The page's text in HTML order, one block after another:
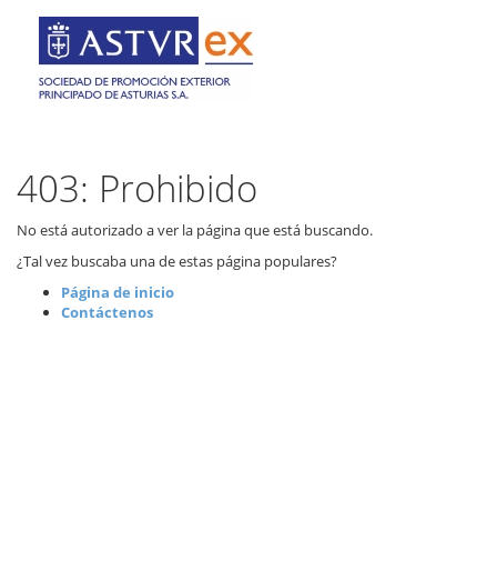
403: Prohibido
No está autorizado a ver la página que está buscando.
¿Tal vez buscaba una de estas página populares?
Página de inicio
Contáctenos